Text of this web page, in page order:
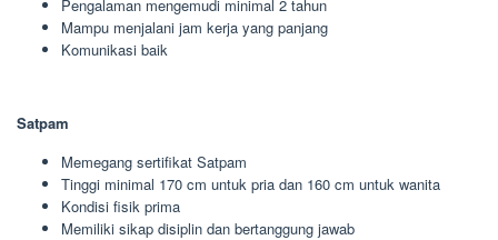
Pengalaman mengemudi minimal 2 tahun
Mampu menjalani jam kerja yang panjang
Komunikasi baik
Satpam
Memegang sertifikat Satpam
Tinggi minimal 170 cm untuk pria dan 160 cm untuk wanita
Kondisi fisik prima
Memiliki sikap disiplin dan bertanggung jawab